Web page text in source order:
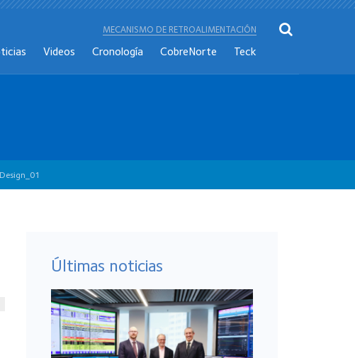
MECANISMO DE RETROALIMENTACIÓN
Videos Cronología CobreNorte Teck
Últimas noticias